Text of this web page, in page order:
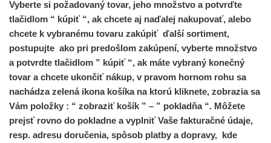
Vyberte si požadovaný tovar, jeho množstvo a potvrďte
tlačidlom “ kúpiť“, ak chcete aj naďalej nakupovať, alebo
chcete k vybranému tovaru zakúpiť ďalší sortiment,
postupujte ako pri predošlom zakúpení, vyberte množstvo
a potvrdte tlačidlom ” kúpiť“, ak máte vybraný konečný
tovar a chcete ukončiť nákup, v pravom hornom rohu sa
nachádza zelená ikona košíka na ktorú kliknete, zobrazia sa
Vám položky : “ zobraziť košík ” – ” pokladňa“. Môžete
prejsť rovno do pokladne a vyplniť Vaše fakturačné údaje,
resp. adresu doručenia, spôsob platby a dopravy, kde